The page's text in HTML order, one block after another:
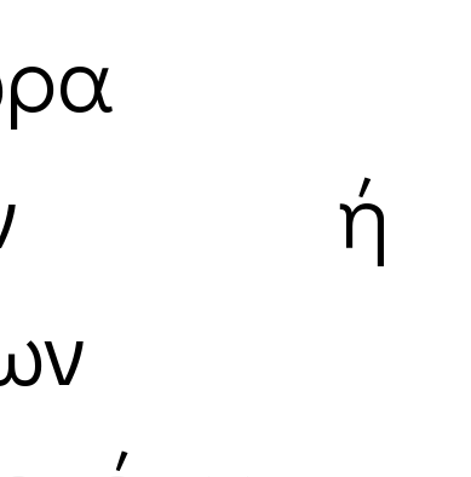
ή